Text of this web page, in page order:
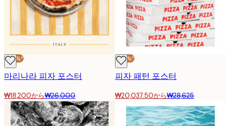
-30%*
마리나라 피자 포스터
₩18,200から₩26,000
-30%*
피자 패턴 포스터
₩20,037.50から₩28,625